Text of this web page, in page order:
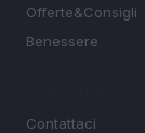
Offerte&Consigli
Benessere
Contattaci